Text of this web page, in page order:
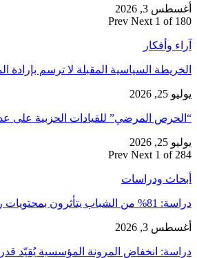
أغسطس 3, 2026
Prev Next 1 of 180
آراء وأفكار
الخريطة السياسية المقبلة لا ترسم بإرادة
يوليو 25, 2026
“الحرص المرضي” للقيادات الحزبية على
يوليو 25, 2026
Prev Next 1 of 284
أبحاث ودراسات
دراسة: 81% من الشباب يتأثرون بمحتويات رقمية تشجع على…
أغسطس 3, 2026
دراسة: انخفاض المرونة المؤسسية يُقيّد